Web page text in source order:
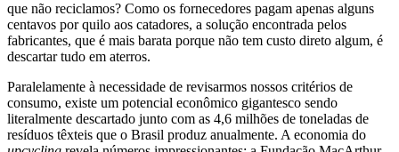
que não reciclamos? Como os fornecedores pagam apenas alguns
centavos por quilo aos catadores, a solução encontrada pelos
fabricantes, que é mais barata porque não tem custo direto algum, é
descartar tudo em aterros.
Paralelamente à necessidade de revisarmos nossos critérios de
consumo, existe um potencial econômico gigantesco sendo
literalmente descartado junto com as 4,6 milhões de toneladas de
resíduos têxteis que o Brasil produz anualmente. A economia do